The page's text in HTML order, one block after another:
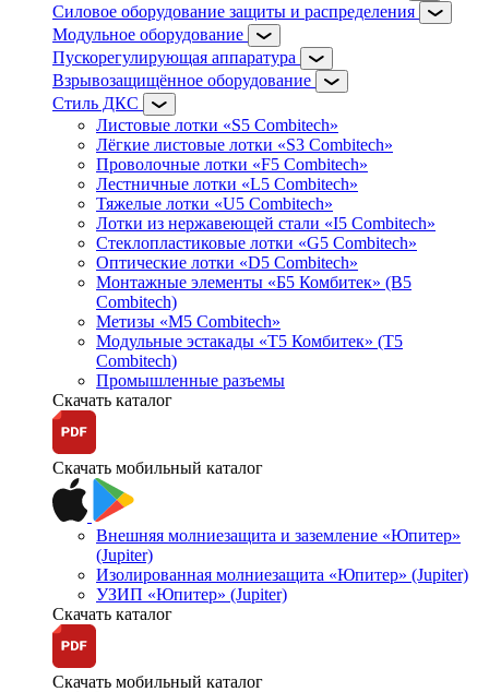
Силовое оборудование защиты и распределения
Модульное оборудование
Пускорегулирующая аппаратура
Взрывозащищённое оборудование
Стиль ДКС
Листовые лотки «S5 Combitech»
Лёгкие листовые лотки «S3 Combitech»
Проволочные лотки «F5 Combitech»
Лестничные лотки «L5 Combitech»
Тяжелые лотки «U5 Combitech»
Лотки из нержавеющей стали «I5 Combitech»
Стеклопластиковые лотки «G5 Combitech»
Оптические лотки «D5 Combitech»
Монтажные элементы «Б5 Комбитек» (B5
Combitech)
Метизы «M5 Combitech»
Модульные эстакады «Т5 Комбитек» (T5
Combitech)
Промышленные разъемы
Скачать каталог
Скачать мобильный каталог
Внешняя молниезащита и заземление «Юпитер»
(Jupiter)
Изолированная молниезащита «Юпитер» (Jupiter)
УЗИП «Юпитер» (Jupiter)
Скачать каталог
Скачать мобильный каталог